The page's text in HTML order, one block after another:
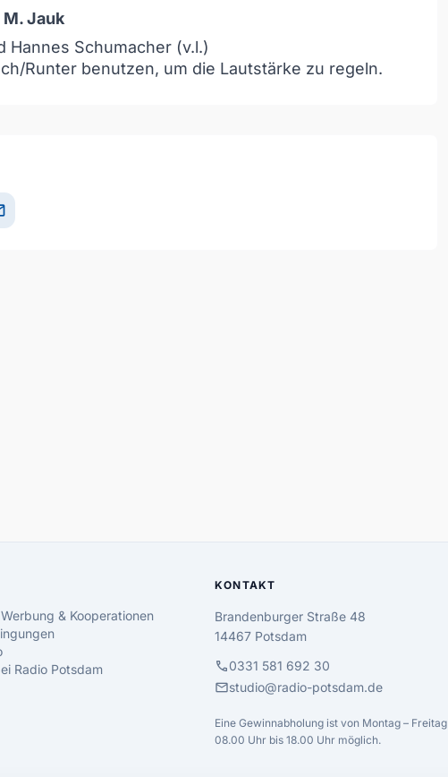
Runter benutzen, um die Lautstärke zu regeln.
M. Jauk
Hannes Schumacher (v.l.)
& Kooperationen
Radio Potsdam
KONTAKT
Brandenburger Straße 48
14467 Potsdam
call0331 581 692 30
mailstudio@radio-potsdam.de
Eine Gewinnabholung ist von Montag – Freitag
08.00 Uhr bis 18.00 Uhr möglich.